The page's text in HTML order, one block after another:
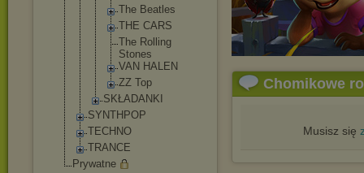
The Beatles
THE CARS
The Rolling
Stones
VAN HALEN
ZZ Top
SKŁADANKI
SYNTHPOP
TECHNO
TRANCE
Prywatne
Chomikowe
Musisz się